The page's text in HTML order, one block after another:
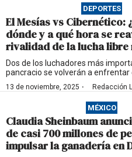
DEPORTES
El Mesías vs Cibernético:
dónde y a qué hora se
rivalidad de la lucha libre
Dos de los luchadores más
pancracio se volverán a enfrentar
13 de noviembre, 2025 · Redacción
MÉXICO
Claudia Sheinbaum
de casi 700 millones de
impulsar la ganadería en